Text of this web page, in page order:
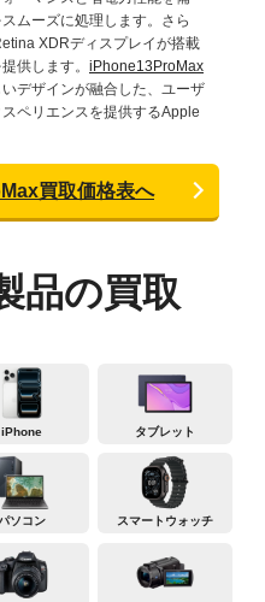
ムーズに処理します。さら
XDRディスプレイが搭載
供します。 iPhone13ProMax
デザインが融合した、ユーザ
ペリエンスを提供するApple
買取価格表へ
品の買取
iPhone タブレット
ソコン スマートウォッチ